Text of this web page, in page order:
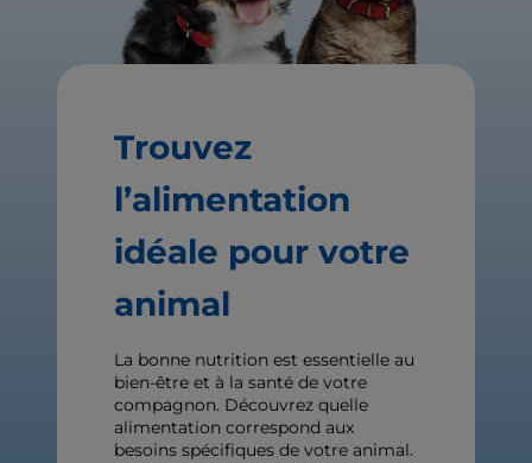
Trouvez
l’alimentation
idéale pour votre
animal
La bonne nutrition est essentielle au
bien-être et à la santé de votre
compagnon. Découvrez quelle
alimentation correspond aux
besoins spécifiques de votre animal.